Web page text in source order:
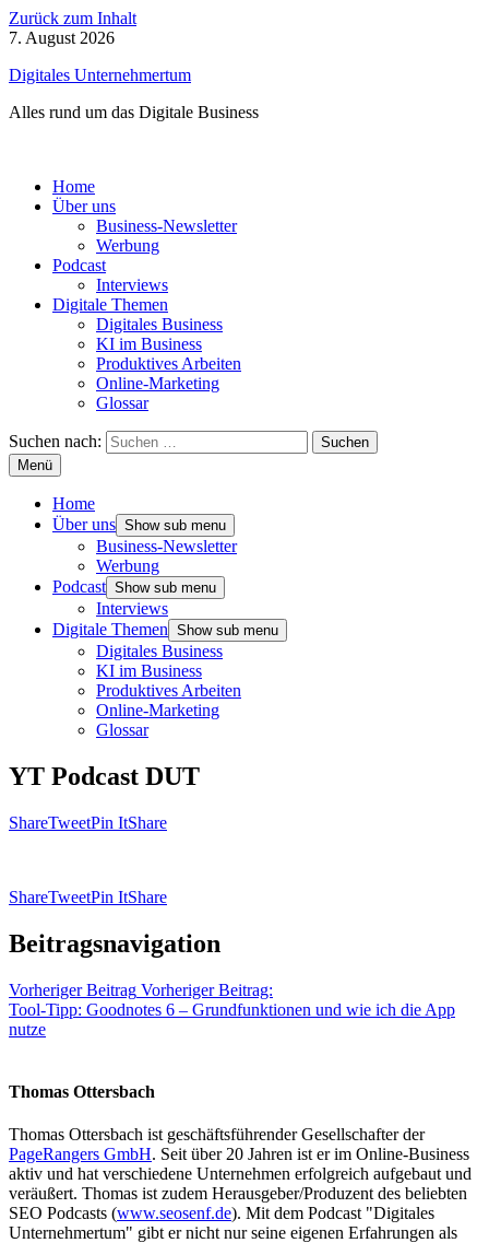
Zurück zum Inhalt
7. August 2026
Digitales Unternehmertum
Alles rund um das Digitale Business
Home
Über uns
Business-Newsletter
Werbung
Podcast
Interviews
Digitale Themen
Digitales Business
KI im Business
Produktives Arbeiten
Online-Marketing
Glossar
Suchen nach:
Menü
Home
Über uns Show sub menu
Business-Newsletter
Werbung
Podcast Show sub menu
Interviews
Digitale Themen Show sub menu
Digitales Business
KI im Business
Produktives Arbeiten
Online-Marketing
Glossar
YT Podcast DUT
ShareTweetPin ItShare
ShareTweetPin ItShare
Beitragsnavigation
Vorheriger Beitrag Vorheriger Beitrag:
Tool-Tipp: Goodnotes 6 – Grundfunktionen und wie ich die App
nutze
Thomas Ottersbach
Thomas Ottersbach ist geschäftsführender Gesellschafter der
PageRangers GmbH. Seit über 20 Jahren ist er im Online-Business
aktiv und hat verschiedene Unternehmen erfolgreich aufgebaut und
veräußert. Thomas ist zudem Herausgeber/Produzent des beliebten
SEO Podcasts (www.seosenf.de). Mit dem Podcast "Digitales
Unternehmertum" gibt er nicht nur seine eigenen Erfahrungen als